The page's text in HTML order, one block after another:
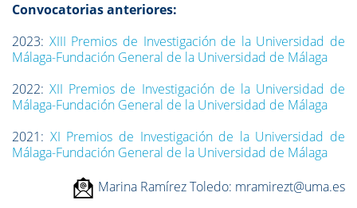
Convocatorias anteriores:
2023: XIII Premios de Investigación de la Universidad de
Málaga-Fundación General de la Universidad de Málaga
2022:XII Premios de Investigación de la Universidad de
Málaga-Fundación General de la Universidad de Málaga
2021: XI Premios de Investigación de la Universidad de
Málaga-Fundación General de la Universidad de Málaga
Marina Ramírez Toledo: mramirezt@uma.es